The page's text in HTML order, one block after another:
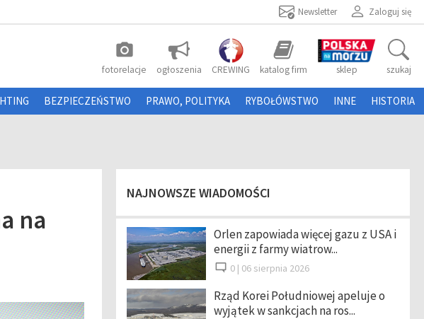
Zaloguj się
Newsletter
photo_camera
fotorelacje ogłoszenia CREWING katalog firm sklep szukaj
BEZPIECZEŃSTWO PRAWO, POLITYKA RYBOŁÓWSTWO INNE HISTORIA
na
NAJNOWSZE WIADOMOŚCI
Orlen zapowiada więcej gazu z USA i
energii z farmy wiatrow...
0 | 06 sierpnia 2026
Rząd Korei Południowej apeluje o
wyjątek w sankcjach na ros...